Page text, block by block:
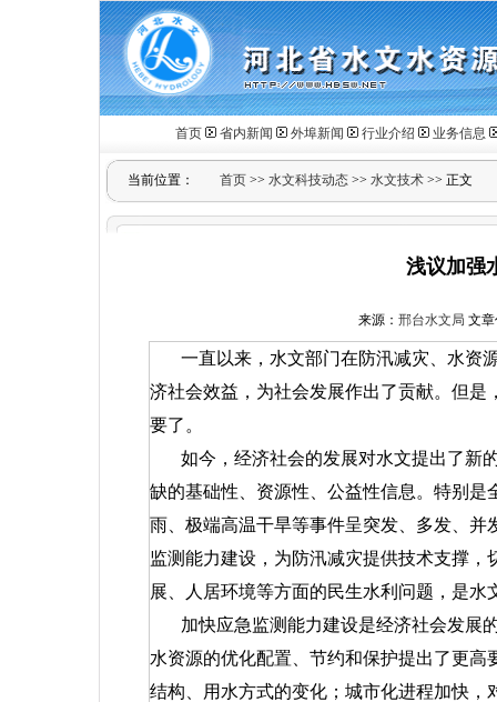
首页 省内新闻 外埠新闻 行业介绍 业务信息
当前位置： 首页 >> 水文科技动态 >> 水文技术 >> 正文
浅议加强
来源： 邢台水文局 文章
一直以来，水文部门在防汛减灾、水资
济社会效益，为社会发展作出了贡献。但
要了。
如今，经济社会的发展对水文提出了新
缺的基础性、资源性、公益性信息。特别
雨、极端高温干旱等事件呈突发、多发、
监测能力建设，为防汛减灾提供技术支撑
展、人居环境等方面的民生水利问题，是水
加快应急监测能力建设是经济社会发展
水资源的优化配置、节约和保护提出了更
结构、用水方式的变化；城市化进程加快